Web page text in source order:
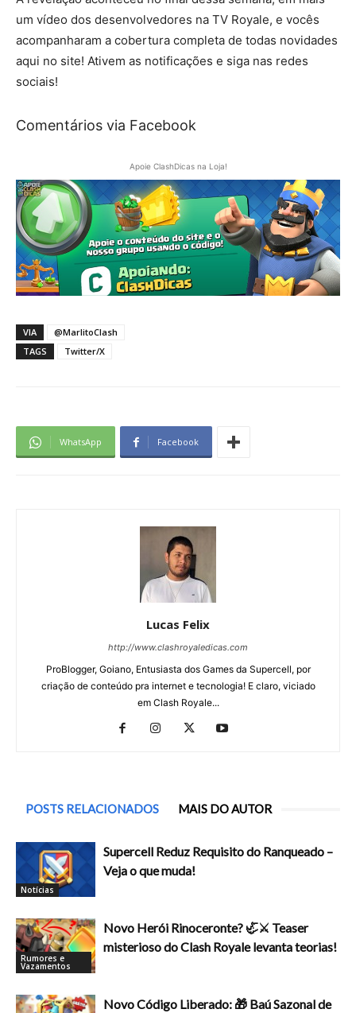
um vídeo dos desenvolvedores na TV Royale, e vocês
acompanharam a cobertura completa de todas novidades
aqui no site! Ativem as notificações e siga nas redes
sociais!
Comentários via Facebook
Apoie ClashDicas na Loja!
VIA
@MarlitoClash
TAGS
Twitter/X
WhatsApp Facebook
Lucas Felix
http://www.clashroyaledicas.com
ProBlogger, Goiano, Entusiasta dos Games da Supercell, por
criação de conteúdo pra internet e tecnologia! E claro, viciado
em Clash Royale...
POSTS RELACIONADOS MAIS DO AUTOR
Notícias
Supercell Reduz Requisito do Ranqueado –
Veja o que muda!
Rumores e
Vazamentos
Novo Herói Rinoceronte? 🦏⚔️ Teaser
misterioso do Clash Royale levanta teorias!
Novo Código Liberado: 🎁 Baú Sazonal de